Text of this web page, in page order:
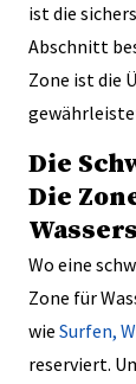
ist die
Abschnitt
Zone ist die
Die
Die
Wo eine
Zone für
wie Surfen,
reserviert.